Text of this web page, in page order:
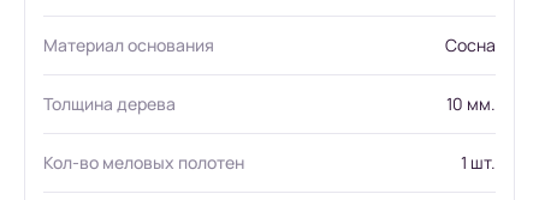
Материал основания Сосна
Толщина дерева 10 мм.
Кол-во меловых полотен 1 шт.